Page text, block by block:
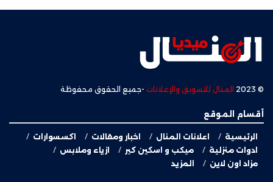
© 2023 المنال للتسويق والإعلانات -جميع الحقوق محفوظة
أقسام الموقع
الرئيسية اعلانات المنال اخبار ومقالات
اكسسوارات
ادوات منزلية
ميكب و اسكين كير
ازياء وملابس
مزاد اون لاين
المزيد